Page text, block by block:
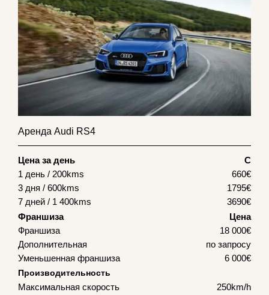
Аренда Audi RS4
Цена за день
С
1 день / 200kms
660€
3 дня / 600kms
1795€
7 дней / 1 400kms
3690€
Франшиза
Цена
Франшиза
18 000€
Дополнительная
по запросу
Уменьшенная франшиза
6 000€
Производительность
Максимальная скорость
250km/h